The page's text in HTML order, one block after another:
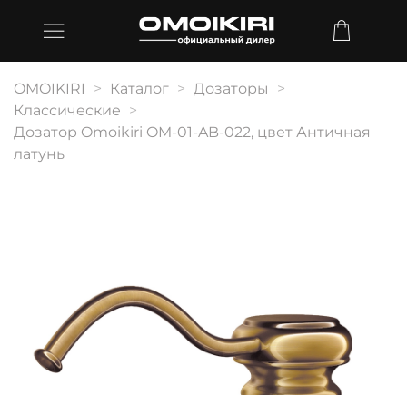
OMOIKIRI Каталог
Дозаторы
Классические
Дозатор Omoikiri OM-01-AB-022, цвет Античная
латунь